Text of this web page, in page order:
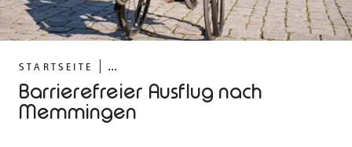
STARTSEITE ...
Barrierefreier Ausflug nach
Memmingen